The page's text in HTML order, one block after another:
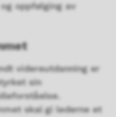
oppfølging av
videreutdanning er
sin
skal gi lederne et